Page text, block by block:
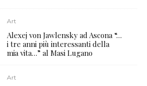
Art
Alexej von Jawlensky ad Ascona “…
i tre anni più interessanti della
mia vita…” al Masi Lugano
Art